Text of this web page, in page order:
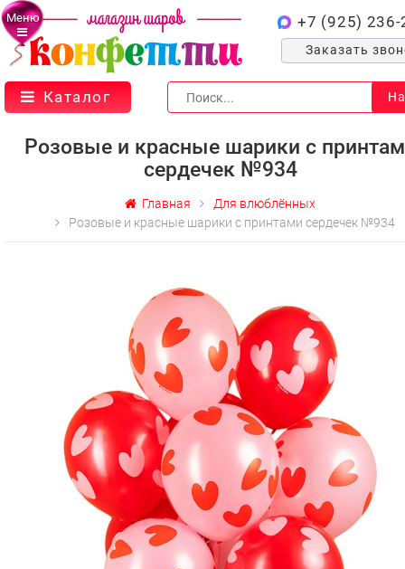
Меню +7 (925) 236-
Заказать
Каталог
Розовые и красные шарики с
сердечек №934
Главная
Для влюблённых
Розовые и красные шарики с принтами сердечек №934